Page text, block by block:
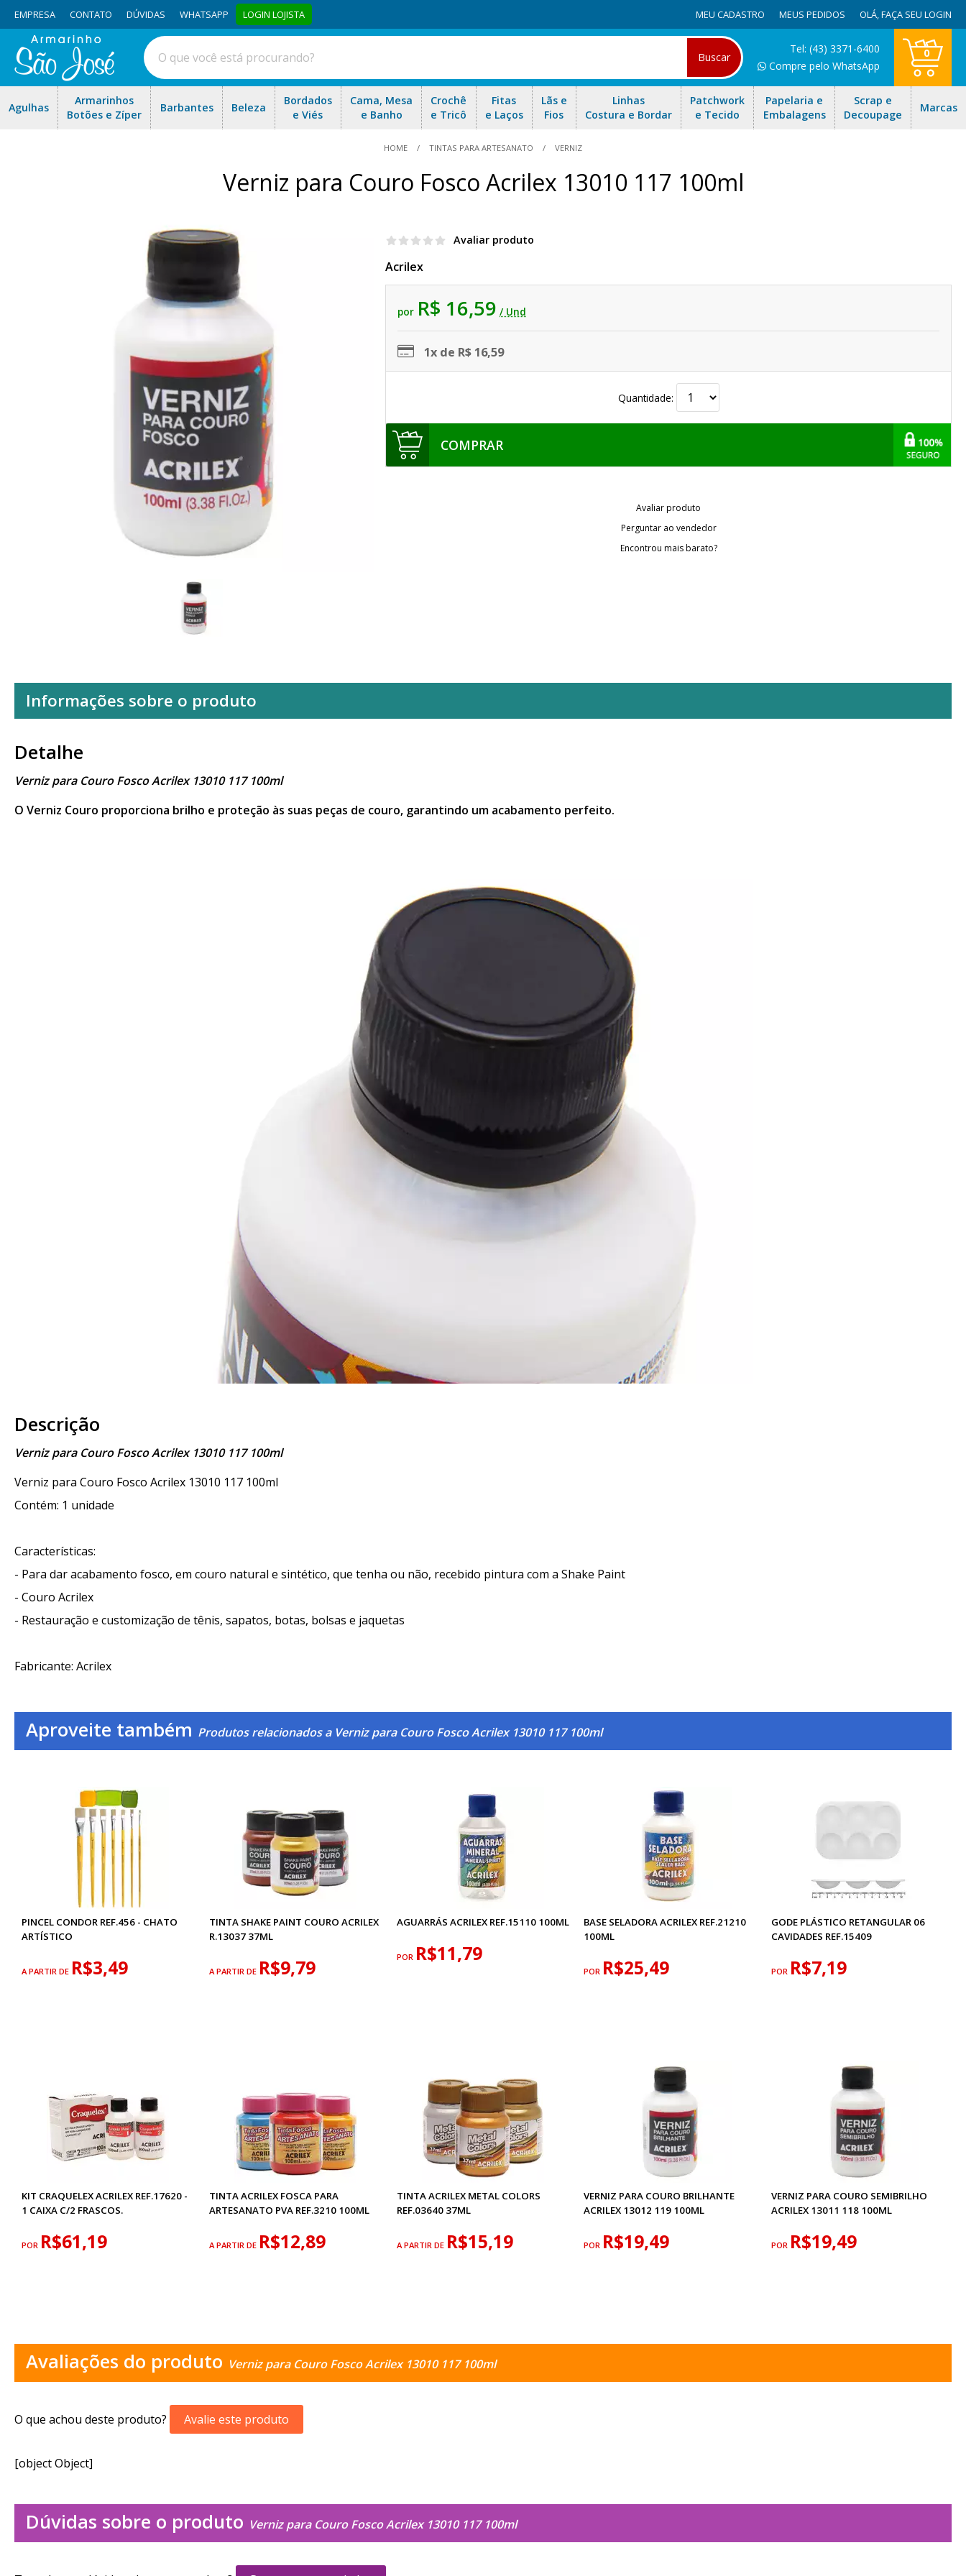
EMPRESA CONTATO DÚVIDAS WHATSAPP LOGIN LOJISTA MEU CADASTRO MEUS PEDIDOS OLÁ,FAÇA SEU LOGIN
Buscar
Tel: (43) 3371-6400
Compre pelo WhatsApp
0
Agulhas
Armarinhos
Botões e Zíper
Barbantes Beleza
Bordados
e Viés
Cama, Mesa
e Banho
Crochê
e Tricô
Fitas
e Laços
Lãs e
Fios
Linhas
Costura e Bordar
Patchwork
e Tecido
Papelaria e
Embalagens
Scrap e
Decoupage
Marcas
HOME TINTAS PARA ARTESANATO VERNIZ
Verniz para Couro Fosco Acrilex 13010 117 100ml
Avaliar produto
Acrilex
por R$ 16,59 / Und
1x de R$ 16,59
Quantidade:
COMPRAR
Avaliar produto
Perguntar ao vendedor
Encontrou mais barato?
Informações sobre o produto
Detalhe
Verniz para Couro Fosco Acrilex 13010 117 100ml
O Verniz Couro proporciona brilho e proteção às suas peças de couro, garantindo um acabamento perfeito.
Descrição
Verniz para Couro Fosco Acrilex 13010 117 100ml
Verniz para Couro Fosco Acrilex 13010 117 100ml
Contém: 1 unidade
Características:
- Para dar acabamento fosco, em couro natural e sintético, que tenha ou não, recebido pintura com a Shake Paint
- Couro Acrilex
- Restauração e customização de tênis, sapatos, botas, bolsas e jaquetas
Fabricante: Acrilex
Aproveite também Produtos relacionados a Verniz para Couro Fosco Acrilex 13010 117 100ml
PINCEL CONDOR REF.456 - CHATO
ARTÍSTICO
A PARTIR DE R$3,49
TINTA SHAKE PAINT COURO ACRILEX
R.13037 37ML
A PARTIR DE R$9,79
AGUARRÁS ACRILEX REF.15110 100ML
POR R$11,79
BASE SELADORA ACRILEX REF.21210
100ML
POR R$25,49
GODE PLÁSTICO RETANGULAR 06
CAVIDADES REF.15409
POR R$7,19
KIT CRAQUELEX ACRILEX REF.17620 -
1 CAIXA C/2 FRASCOS.
POR R$61,19
TINTA ACRILEX FOSCA PARA
ARTESANATO PVA REF.3210 100ML
A PARTIR DE R$12,89
TINTA ACRILEX METAL COLORS
REF.03640 37ML
A PARTIR DE R$15,19
VERNIZ PARA COURO BRILHANTE
ACRILEX 13012 119 100ML
POR R$19,49
VERNIZ PARA COURO SEMIBRILHO
ACRILEX 13011 118 100ML
POR R$19,49
Avaliações do produto Verniz para Couro Fosco Acrilex 13010 117 100ml
O que achou deste produto? Avalie este produto
[object Object]
Dúvidas sobre o produto Verniz para Couro Fosco Acrilex 13010 117 100ml